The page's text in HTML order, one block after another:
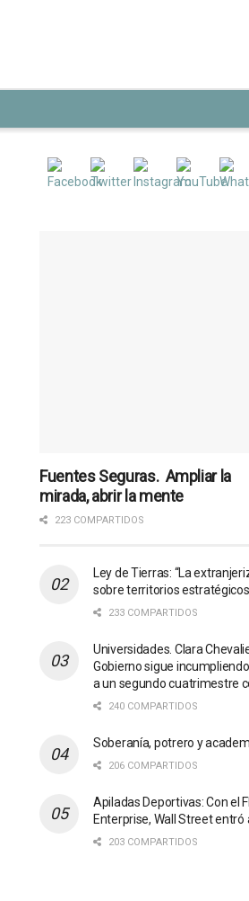
Fuentes Seguras. Ampliar la
mirada, abrir la mente
223 COMPARTIDOS
Ley de Tierras: “La
sobre territorios
233 COMPARTIDOS
Universidades. Clara
Gobierno sigue
a un segundo cuatrimestre
240 COMPARTIDOS
Soberanía, potrero y
206 COMPARTIDOS
Apiladas Deportivas: Con el
Enterprise, Wall Street entró
203 COMPARTIDOS